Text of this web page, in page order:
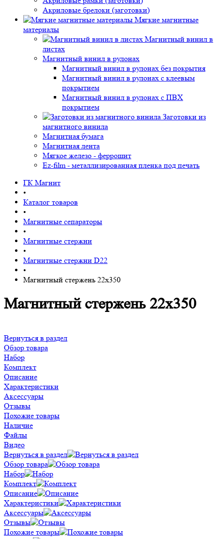
Акриловые брелоки (заготовки)
Мягкие магнитные
материалы
Магнитный винил в
листах
Магнитный винил в рулонах
Магнитный винил в рулонах без покрытия
Магнитный винил в рулонах с клеевым
покрытием
Магнитный винил в рулонах с ПВХ
покрытием
Заготовки из
магнитного винила
Магнитная бумага
Магнитная лента
Мягкое железо - феррошит
Ez-film - металлизированная пленка под печать
ГК Магнит
•
Каталог товаров
•
Магнитные сепараторы
•
Магнитные стержни
•
Магнитные стержни D22
•
Магнитный стержень 22х350
Магнитный стержень 22х350
Вернуться в раздел
Обзор товара
Набор
Комплект
Описание
Характеристики
Аксессуары
Отзывы
Похожие товары
Наличие
Файлы
Видео
Вернуться в раздел
Обзор товара
Набор
Комплект
Описание
Характеристики
Аксессуары
Отзывы
Похожие товары